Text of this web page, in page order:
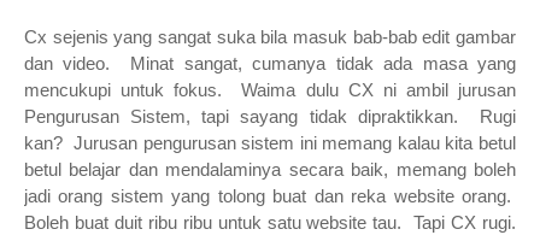
Cx sejenis yang sangat suka bila masuk bab-bab edit gambar
dan video. Minat sangat, cumanya tidak ada masa yang
mencukupi untuk fokus. Waima dulu CX ni ambil jurusan
Pengurusan Sistem, tapi sayang tidak dipraktikkan. Rugi
kan? Jurusan pengurusan sistem ini memang kalau kita betul
betul belajar dan mendalaminya secara baik, memang boleh
jadi orang sistem yang tolong buat dan reka website orang.
Boleh buat duit ribu ribu untuk satu website tau. Tapi CX rugi.